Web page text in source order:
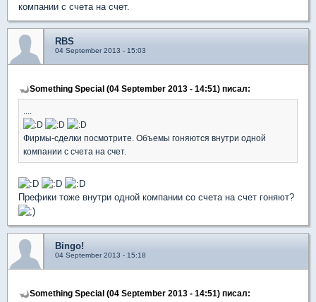
компании с счета на счет.
RBS
04 September 2013 - 15:03
Something Special (04 September 2013 - 14:51) писал:
Фирмы-сделки посмотрите. Объемы гоняются внутри одной
компании с счета на счет.
Префики тоже внутри одной компании со счета на счет гоняют?
Bingo!
04 September 2013 - 15:18
Something Special (04 September 2013 - 14:51) писал: